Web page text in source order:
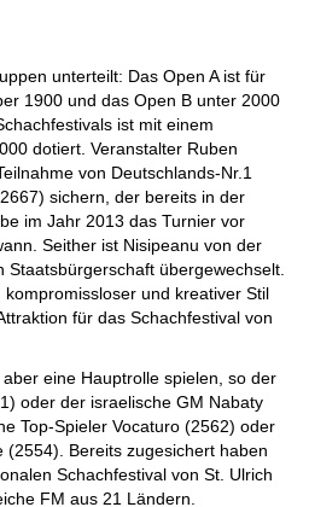
unterteilt: Das Open A ist für
1900 und das Open B unter 2000
ist mit einem
dotiert. Veranstalter Ruben
von Deutschlands-Nr.1
sichern, der bereits in der
im Jahr 2013 das Turnier vor
Seither ist Nisipeanu von der
übergewechselt.
und kreativer Stil
für das Schachfestival von
eine Hauptrolle spielen, so der
oder der israelische GM Nabaty
Top-Spieler Vocaturo (2562) oder
Bereits zugesichert haben
Schachfestival von St. Ulrich
FM aus 21 Ländern.